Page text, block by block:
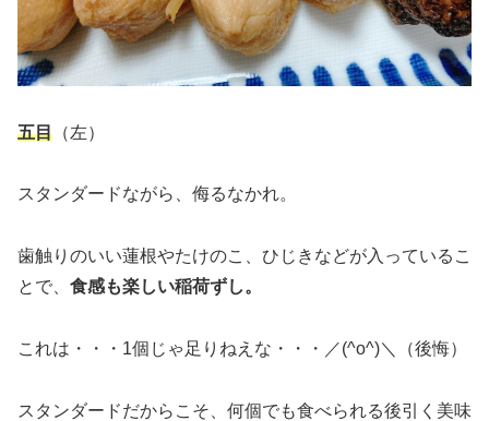
五目 （左）
スタンダードながら、侮るなかれ。
歯触りのいい蓮根やたけのこ、ひじきなどが入っているこ
とで、 食感も楽しい稲荷ずし。
これは・・・1個じゃ足りねえな・・・／(^o^)＼（後悔）
スタンダードだからこそ、何個でも食べられる後引く美味